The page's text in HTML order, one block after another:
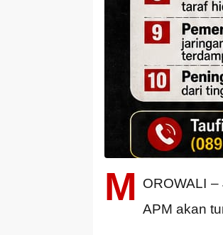
M OROWALI
APM akan